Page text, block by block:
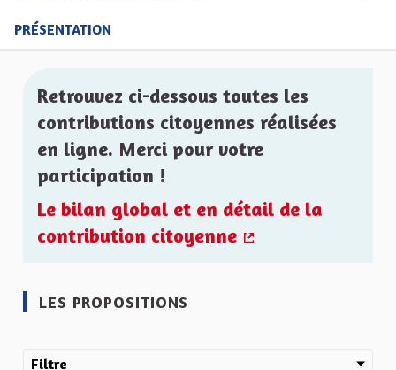
PRÉSENTATION
Retrouvez ci-dessous toutes les
contributions citoyennes réalisées
en ligne. Merci pour votre
participation !
Le bilan global et en détail de la
contribution citoyenne
LES PROPOSITIONS
Filtre